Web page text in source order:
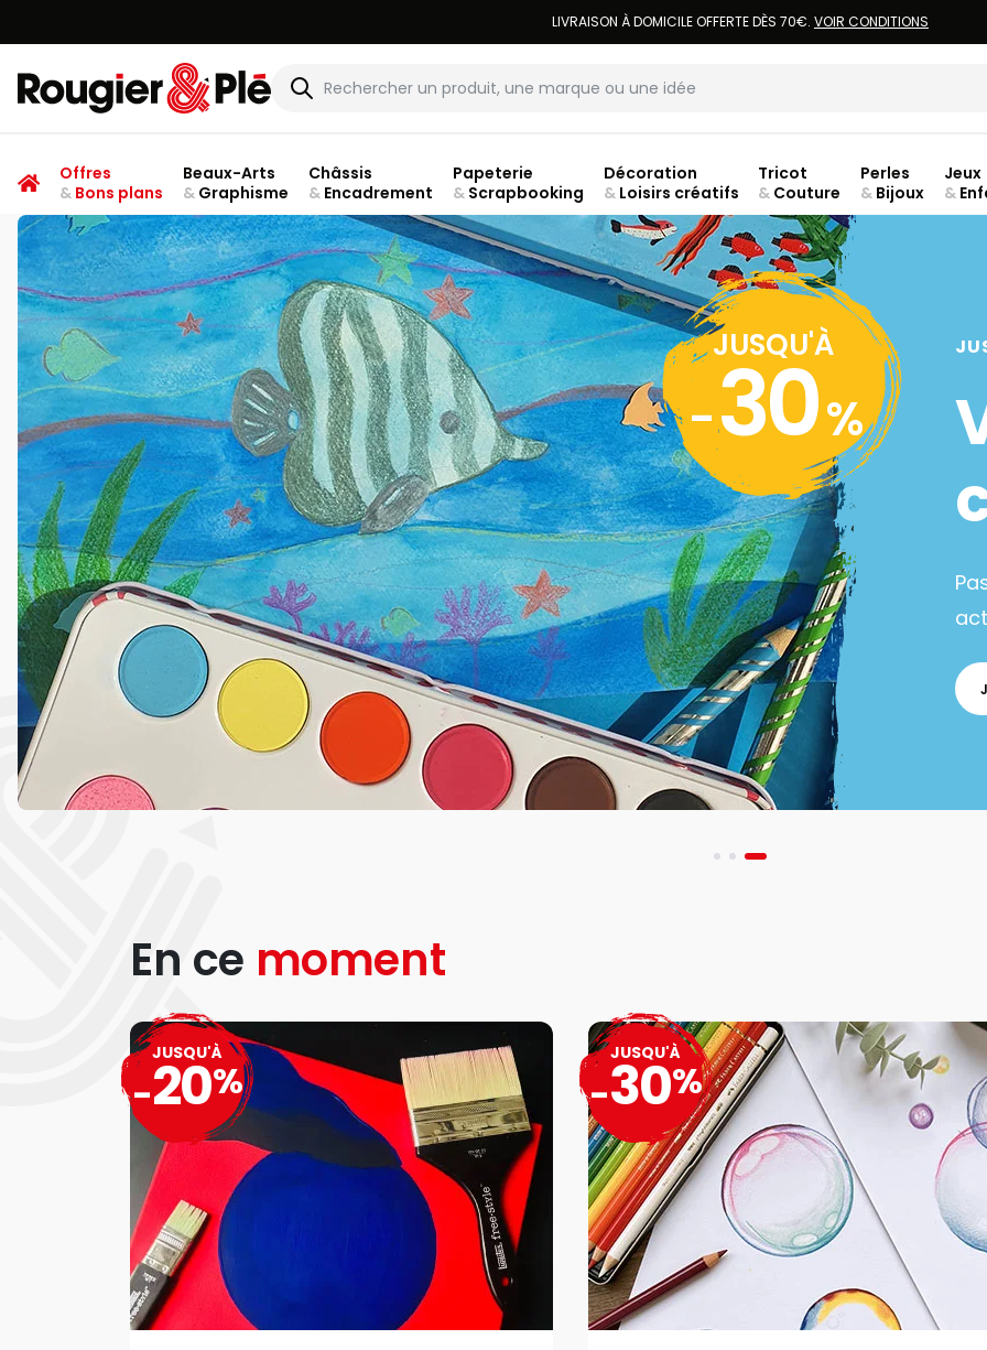
LIVRAISON À DOMICILE OFFERTE DÈS 70€. VOIR CONDITIONS
Rougier & Plé
Offres
&Bons plans
Beaux-Arts
&Graphisme
Châssis
&Encadrement
Papeterie
&Scrapbooking
Décoration
&Loisirs créatifs
Tricot
& Couture
Perles
& Bijoux
Jeux
&
JUSQU'À
-30%
En ce moment
JUSQU'À
-20%
JUSQU'À
-30%